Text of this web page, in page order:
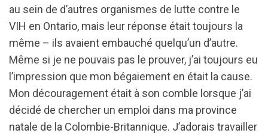
au sein de d’autres organismes de lutte contre le
VIH en Ontario, mais leur réponse était toujours la
même – ils avaient embauché quelqu’un d’autre.
Même si je ne pouvais pas le prouver, j’ai toujours eu
l’impression que mon bégaiement en était la cause.
Mon découragement était à son comble lorsque j’ai
décidé de chercher un emploi dans ma province
natale de la Colombie-Britannique. J’adorais travailler